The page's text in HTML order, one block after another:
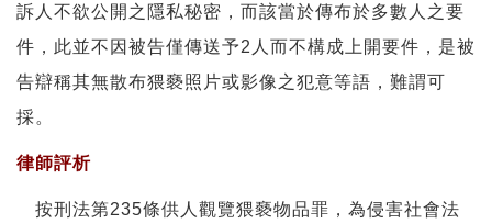
訴人不欲公開之隱私秘密，而該當於傳布於多數人之要
件，此並不因被告僅傳送予2人而不構成上開要件，是被
告辯稱其無散布猥褻照片或影像之犯意等語，難謂可
採。
律師評析
按刑法第235條供人觀覽猥褻物品罪，為侵害社會法